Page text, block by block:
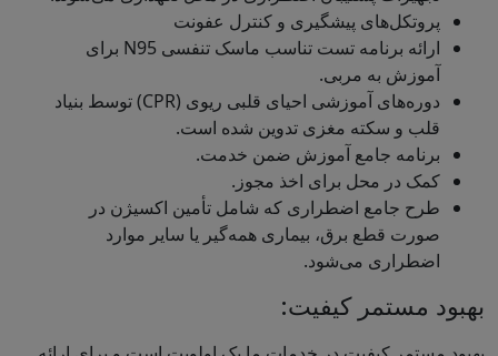
پروتکل‌های پیشگیری و کنترل عفونت
ارائه برنامه تست تناسب ماسک تنفسی N95 برای
آموزش به مربی.
دوره‌های آموزشی احیای قلبی ریوی (CPR) توسط بنیاد
قلب و سکته مغزی تدوین شده است.
برنامه جامع آموزش ضمن خدمت.
کمک در محل برای اخذ مجوز.
طرح جامع اضطراری که شامل تأمین اکسیژن در
صورت قطع برق، بیماری همه‌گیر یا سایر موارد
اضطراری می‌شود.
بهبود مستمر کیفیت: